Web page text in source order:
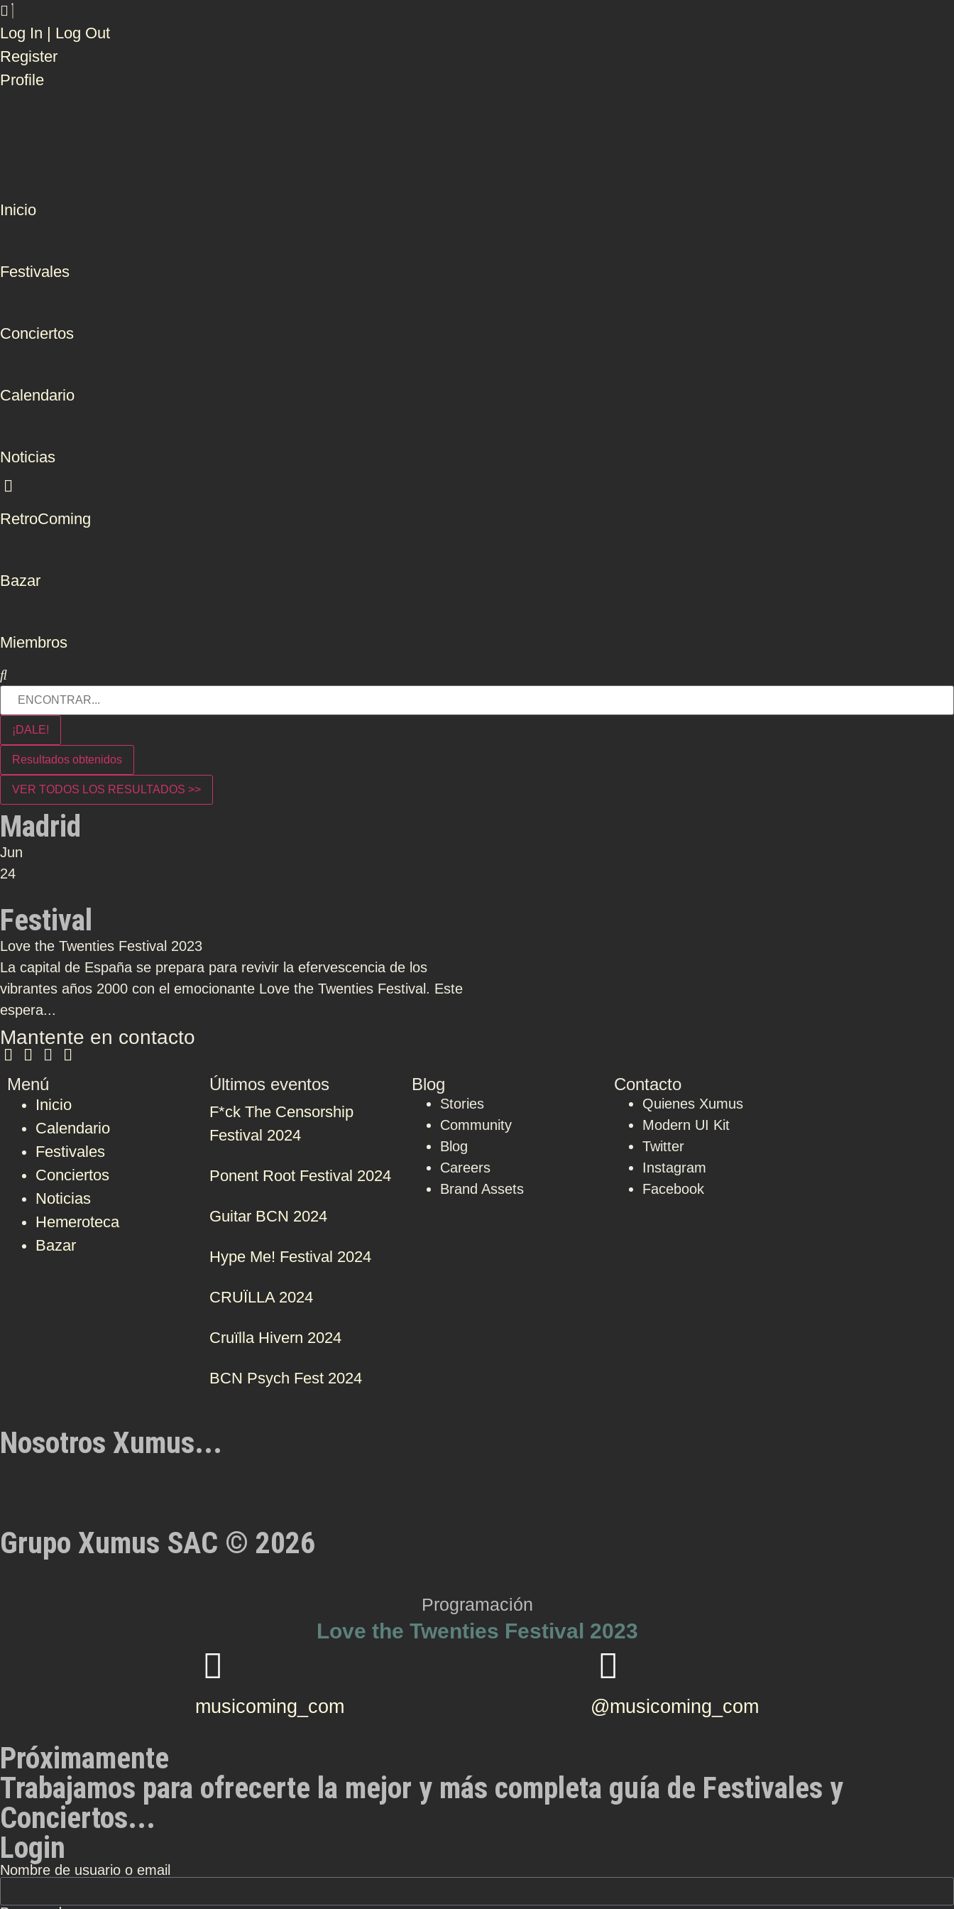
Log In | Log Out
Register
Profile
Inicio
Festivales
Conciertos
Calendario
Noticias
RetroComing
Bazar
Miembros
¡DALE!
Resultados obtenidos
VER TODOS LOS RESULTADOS >>
Madrid
Jun
24
Festival
Love the Twenties Festival 2023
La capital de España se prepara para revivir la efervescencia de los
vibrantes años 2000 con el emocionante Love the Twenties Festival. Este
espera...
Mantente en contacto
Menú
Inicio
Calendario
Festivales
Conciertos
Noticias
Hemeroteca
Bazar
Últimos eventos
F*ck The Censorship
Festival 2024
Ponent Root Festival 2024
Guitar BCN 2024
Hype Me! Festival 2024
CRUÏLLA 2024
Cruïlla Hivern 2024
BCN Psych Fest 2024
Blog
Stories
Community
Blog
Careers
Brand Assets
Contacto
Quienes Xumus
Modern UI Kit
Twitter
Instagram
Facebook
Nosotros Xumus...
Grupo Xumus SAC © 2026
Programación
Love the Twenties Festival 2023
musicoming_com @musicoming_com
Próximamente
Trabajamos para ofrecerte la mejor y más completa guía de Festivales y
Conciertos...
Login
Nombre de usuario o email